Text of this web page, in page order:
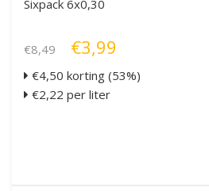
Sixpack 6x0,30
€8,49 €3,99
€4,50 korting (53%)
€2,22 per liter